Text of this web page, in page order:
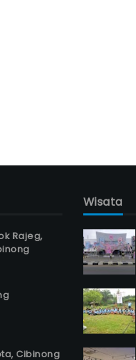
Rajeg,
Cibinong
Wisata